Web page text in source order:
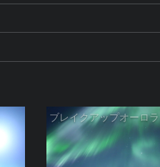
ブレイクアップオーロラ